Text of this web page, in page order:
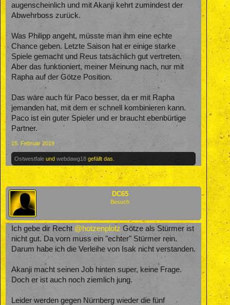
augenscheinlich und mit Akanji kehrt zumindest der
Abwehrboss zurück.
Was Philipp angeht, müsste man ihm eine echte
Chance geben. Letzte Saison hat er einige starke
Spiele gemacht und Reus tatsächlich gut vertreten.
Aber das funktioniert, meiner Meinung nach, nur mit
Rapha auf der Götze Position.
Das wäre auch für Paco besser, da er mit Rapha
jemanden hat, mit dem er schnell kombinieren kann.
Paco ist ein guter Spieler und er braucht ebenbürtige
Partner.
15. Februar 2019
Ostwestfale und webdawg18 gefällt das.
DC65
Besuch
Ich gebe dir Recht @hotzenplotz Götze als Stürmer ist
nicht gut. Da vorn muss ein "echter" Stürmer rein.
Darum habe ich die Verleihe von Isak nicht verstanden.
Akanji macht seinen Job hinten super, keine Frage.
Doch er ist auch noch ziemlich jung.
Leider werden gegen Nürnberg wieder die fünf